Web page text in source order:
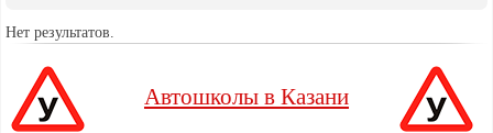
Нет результатов.
Автошколы в Казани